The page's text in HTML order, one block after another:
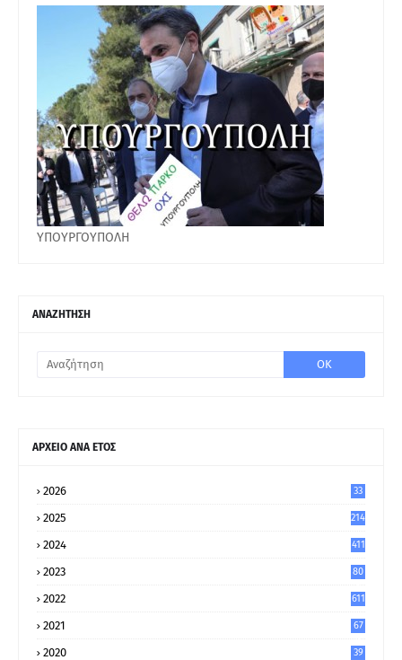
ΥΠΟΥΡΓΟΥΠΟΛΗ
ΑΝΑΖΗΤΗΣΗ
ΑΡΧΕΙΟ ΑΝΑ ΕΤΟΣ
2026 33
2025 214
2024 411
2023
80
2022 611
2021
67
2020
39